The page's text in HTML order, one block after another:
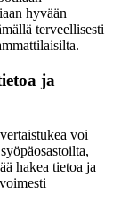
hyvään
terveellisesti
ja
voi
hakea tietoa ja